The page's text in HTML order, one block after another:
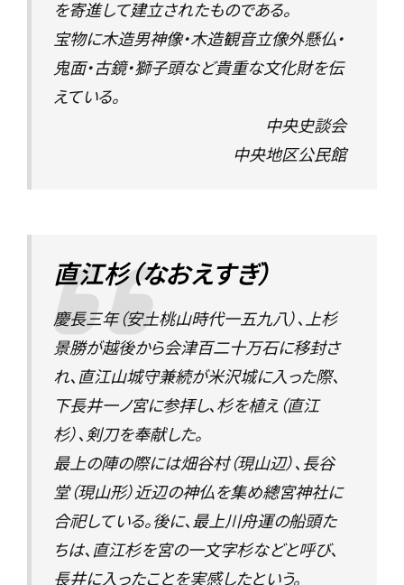
を寄進して建立されたものである。
宝物に木造男神像・木造観音立像外懸仏・
鬼面・古鏡・獅子頭など貴重な文化財を伝
えている。
中央史談会
中央地区公民館
直江杉（なおえすぎ）
慶長三年（安土桃山時代一五九八）、上杉
景勝が越後から会津百二十万石に移封さ
れ、直江山城守兼続が米沢城に入った際、
下長井一ノ宮に参拝し、杉を植え（直江
杉）、剣刀を奉献した。
最上の陣の際には畑谷村（現山辺）、長谷
堂（現山形）近辺の神仏を集め總宮神社に
合祀している。後に、最上川舟運の船頭た
ちは、直江杉を宮の一文字杉などと呼び、
長井に入ったことを実感したという。